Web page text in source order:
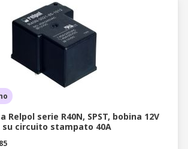
Relpol serie R40N, SPST, bobina 12V
su circuito stampato 40A